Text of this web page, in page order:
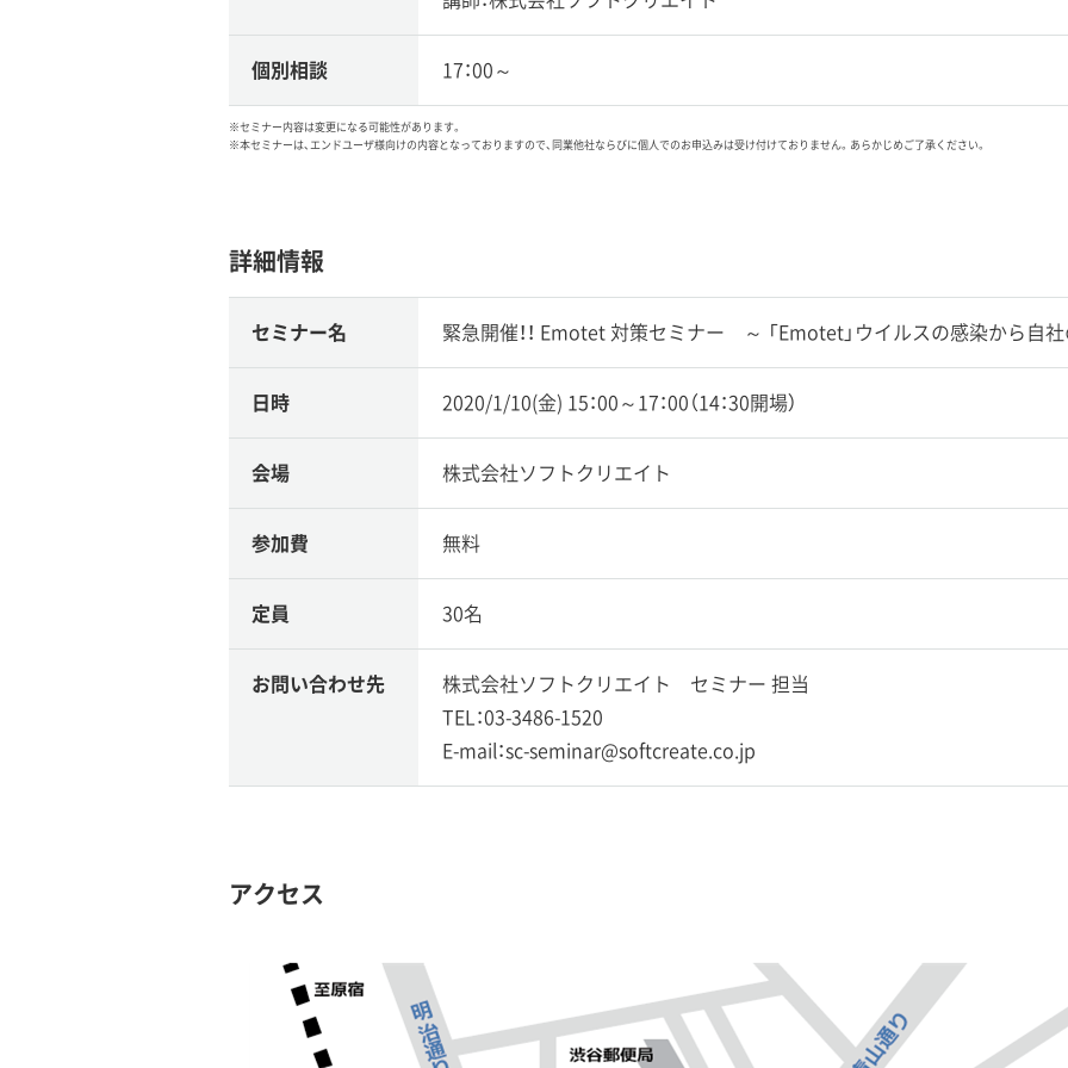
個別相談 17：00～
※セミナー内容は変更になる可能性があります。
※本セミナーは、エンドユーザ様向けの内容となっておりますので、同業他社ならびに個人でのお申込みは受け付けておりません。あらかじめご了承ください。
詳細情報
セミナー名 緊急開催！！ Emotet 対策セミナー ～ 「Emotet」ウイルスの感染から自
日時 2020/1/10(金) 15：00～17：00（14：30開場）
会場 株式会社ソフトクリエイト
参加費 無料
定員 30名
お問い合わせ先
株式会社ソフトクリエイト セミナー 担当
TEL：03-3486-1520
E-mail：sc-seminar@softcreate.co.jp
アクセス